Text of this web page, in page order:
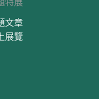
特展
文章
展覽